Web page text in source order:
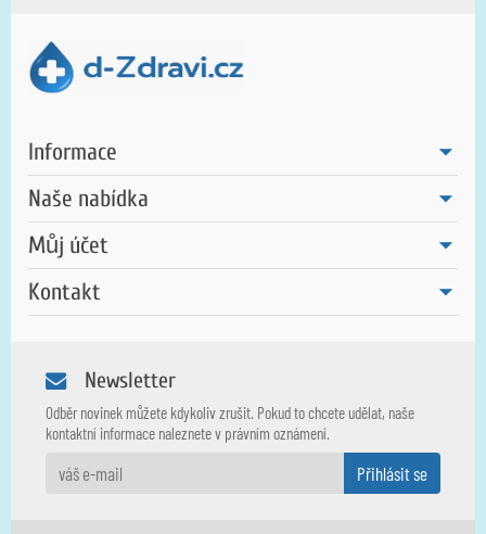
Informace
Naše nabídka
Můj účet
Kontakt
Newsletter
Odběr novinek můžete kdykoliv zrušit. Pokud to chcete udělat, naše
kontaktní informace naleznete v právním oznámení.